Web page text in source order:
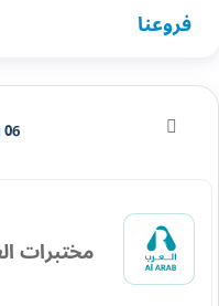
فروعنا
مختبرات